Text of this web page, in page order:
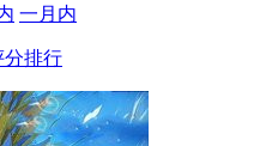
一月内
分排行